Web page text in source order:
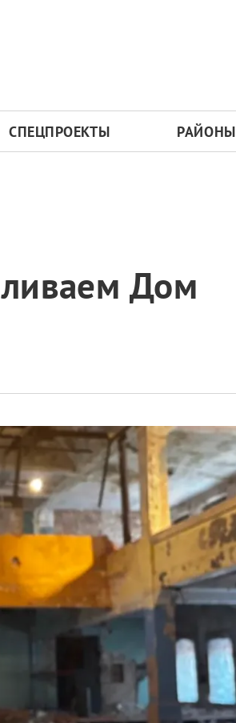
СПЕЦПРОЕКТЫ РАЙОНЫ
Дом